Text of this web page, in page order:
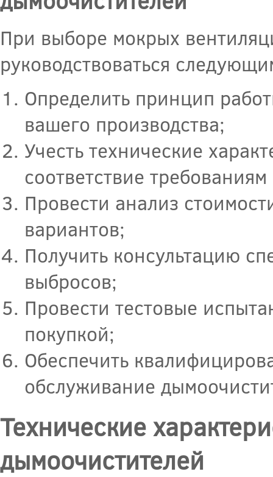
При выборе мокрых
руководствоваться
Определить принцип
вашего производства;
Учесть технические
соответствие
Провести анализ
вариантов;
Получить консультацию
выбросов;
Провести тестовые
покупкой;
Обеспечить
обслуживание
Технические
дымоочистителей